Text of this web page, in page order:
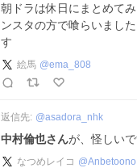
朝ドラは休日にまとめて
ンスタの方で喰らいまし
す
絵馬 @ema_808
返信先: @asadora_nhk
中村倫也さんが、怪しい
なつめレイコ @